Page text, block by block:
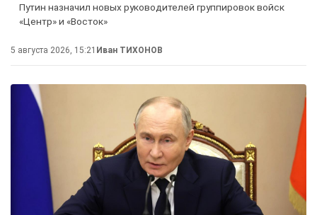
Путин назначил новых руководителей группировок войск
«Центр» и «Восток»
5 августа 2026, 15:21 Иван ТИХОНОВ